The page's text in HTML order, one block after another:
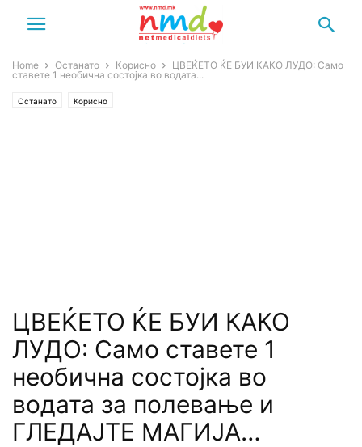
Home Останато Корисно
ЦВЕЌЕТО ЌЕ БУИ КАКО ЛУДО: Само
ставете 1 необична состојка во водата...
Останато Корисно
ЦВЕЌЕТО ЌЕ БУИ КАКО
ЛУДО: Само ставете 1
необична состојка во
водата за полевање и
ГЛЕДАЈТЕ МАГИЈА…